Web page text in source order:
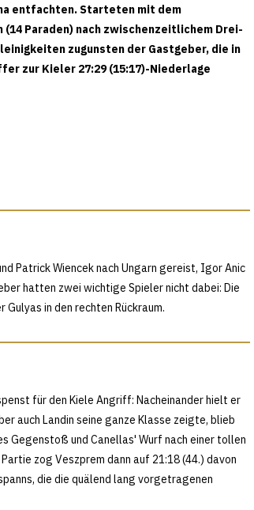
entfachten. Starteten mit dem
(14 Paraden) nach zwischenzeitlichem Drei-
zugunsten der Gastgeber, die in
zur Kieler 27:29 (15:17)-Niederlage
Patrick Wiencek nach Ungarn gereist, Igor Anic
hatten zwei wichtige Spieler nicht dabei: Die
in den rechten Rückraum.
für den Kiele Angriff: Nacheinander hielt er
auch Landin seine ganze Klasse zeigte, blieb
Gegenstoß und Canellas' Wurf nach einer tollen
zog Veszprem dann auf 21:18 (44.) davon
die die quälend lang vorgetragenen